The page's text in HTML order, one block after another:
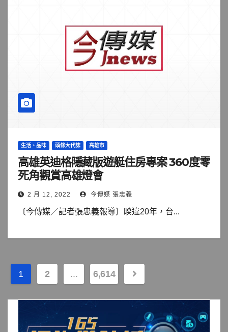
生活、品味 頭條大代誌 高雄市
高雄英迪格隱藏版遊艇住房專案 360度零
死角觀賞高雄燈會
2 月 12, 2022 今傳媒 張忠義
〔今傳媒／記者張忠義報導〕睽違20年，台...
文
章
1 2 ... 6,614